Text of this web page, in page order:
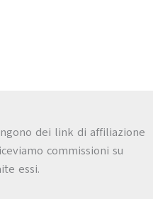
dei link di affiliazione
commissioni su
essi.